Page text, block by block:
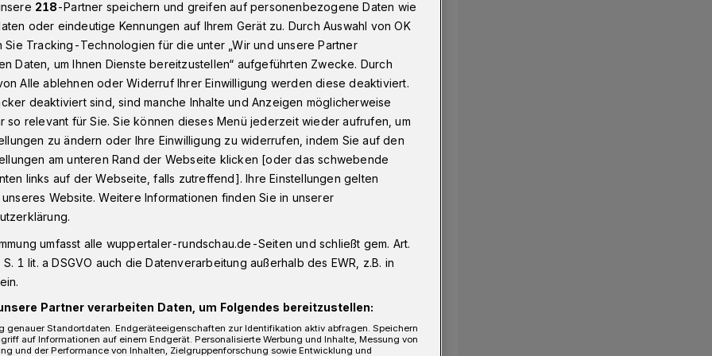
und Schüler: Kostenlose Schnelltests in Herbstferien
in den
Schüler 2021 können sich in den
auch in Wuppertal kostenlos
lassen.
218-Partner speichern und greifen auf personenbezogene Daten wie
oder eindeutige Kennungen auf Ihrem Gerät zu. Durch Auswahl von OK
Sie Tracking-Technologien für die unter „Wir und unsere Partner
Daten, um Ihnen Dienste bereitzustellen“ aufgeführten Zwecke. Durch
Alle ablehnen oder Widerruf Ihrer Einwilligung werden diese deaktiviert.
deaktiviert sind, sind manche Inhalte und Anzeigen möglicherweise
so relevant für Sie. Sie können dieses Menü jederzeit wieder aufrufen, um
zu ändern oder Ihre Einwilligung zu widerrufen, indem Sie auf den
am unteren Rand der Webseite klicken [oder das schwebende
links auf der Webseite, falls zutreffend]. Ihre Einstellungen gelten
Website. Weitere Informationen finden Sie in unserer
umfasst alle wuppertaler-rundschau.de-Seiten und schließt gem. Art.
1 lit. a DSGVO auch die Datenverarbeitung außerhalb des EWR, z.B. in
Partner verarbeiten Daten, um Folgendes bereitzustellen:
genauer Standortdaten. Endgeräteeigenschaften zur Identifikation aktiv abfragen. Speichern
auf Informationen auf einem Endgerät. Personalisierte Werbung und Inhalte, Messung von
und der Performance von Inhalten, Zielgruppenforschung sowie Entwicklung und